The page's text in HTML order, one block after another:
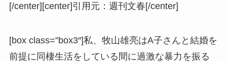
[/center][center]引用元：週刊文春[/center]
[box class=”box3″]私、牧山雄亮はA子さんと結婚を
前提に同棲生活をしている間に過激な暴力を振る